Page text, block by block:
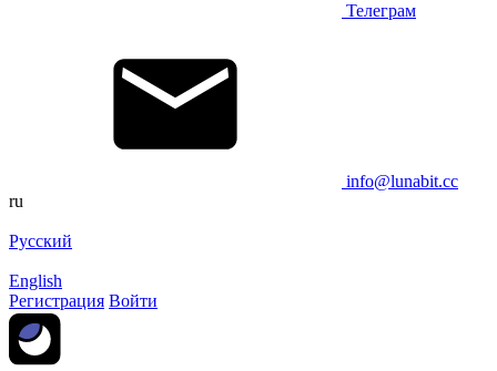
Телеграм
info@lunabit.cc
ru
Русский
English
Регистрация Войти